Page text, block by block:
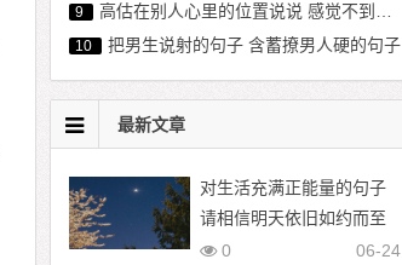
9 高估在别人心里的位置说说 感觉不到对方的在乎我的句子
10 把男生说射的句子 含蓄撩男人硬的句子
最新文章
对生活充满正能量的句子
请相信明天依旧如约而至
06-24
0